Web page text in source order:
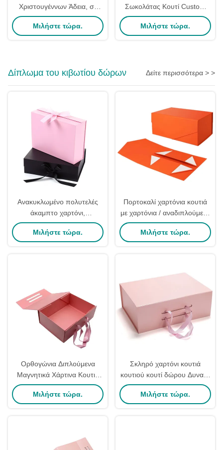
Χριστουγέννων Άδεια, σε
διάφορα σχέδια, από
χαρτόνι, για γιορτινά
Μιλήστε τώρα.
Σωκολάτας Κουτί Custom
πολυτελή Πλούσιο
Ακατασταλμένο
Μιλήστε τώρα.
Δίπλωμα του κιβωτίου δώρων Δείτε περισσότερα > >
Ανακυκλωμένο πολυτελές
άκαμπτο χαρτόνι,
αναδιπλούμενο κουτί
δώρων, εκτυπωμένο με
Μιλήστε τώρα.
Πορτοκαλί χαρτόνια κουτιά
με χαρτόνια / αναδιπλούμενα
κουτιά δώρων με μαγνητικό
κλείσιμο
Μιλήστε τώρα.
Ορθογώνια Διπλούμενα
Μαγνητικά Χάρτινα Κουτιά
Δώρων Χύμα,
Αναδιπλούμενο Κουτί Δώρου
Μιλήστε τώρα.
Σκληρό χαρτόνι κουτιά
κουτιού κουτί δώρου Δυνατό
να αναδιπλωθεί μαγνητικό
κουτί δώρο
Μιλήστε τώρα.